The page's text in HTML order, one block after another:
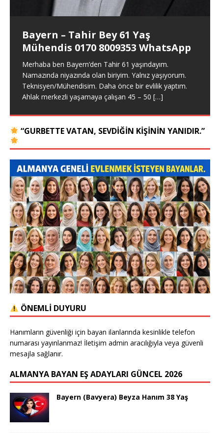
Bayern – Tahir Bey 61 Yaş
Mühendis 0170 8009353 WhatsApp
Merhaba ben Bayern’den Tahir 61 yaşındayım.
Namazında niyazında olan biriyim. Yalnız yaşıyorum.
Teknisyen/Mühendisim. Daha önce bir evlilik yaptım.
Ahlak merkezli yaşamaya çalışan 45 – 50 […]
Merhaba ben Erdal 52 yaşındayım. Darmstadt
her yer olur. Lütfen ciddi evlilik arayan bayanlar kontak
kursun. +49 172 […]
Merhaba ben Mikail 33 yaşında, 1.70 boyunda, 71
Memur olarak görev yapıyorum. Maddi sıkıntım yok.
Ahlaki değerlere önem[…]
yaşındayım. 1.74 boyunda, 85 kiloda, esmer bir beyim.
Spor hocasıyım. Alkol ve sigara yok. Maddi sıkıntım
“GURBETTE VATAN, SEVDIĞIN KIŞININ YANIDIR.”
ÖNEMLİ DUYURU
Hanımların güvenliği için bayan ilanlarında kesinlikle telefon
numarası yayınlanmaz! İletişim admin aracılığıyla veya güvenli
mesajla sağlanır.
ALMANYA BAYAN EŞ ADAYLARI GÜNCEL 2026
Bayern (Bavyera) Beyza Hanım 38 Yaş